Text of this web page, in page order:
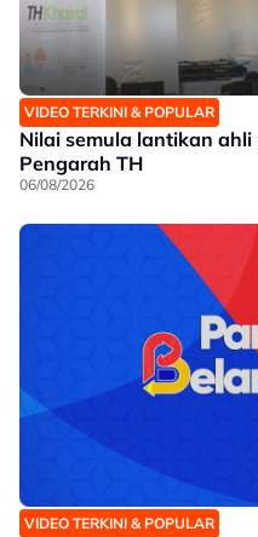
VIDEO TERKINI & POPULAR
Nilai semula lantikan
Pengarah TH
06/08/2026
VIDEO TERKINI & POPULAR